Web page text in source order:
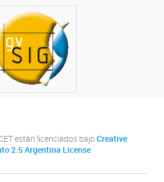
están licenciados bajo Creative
2.5 Argentina License